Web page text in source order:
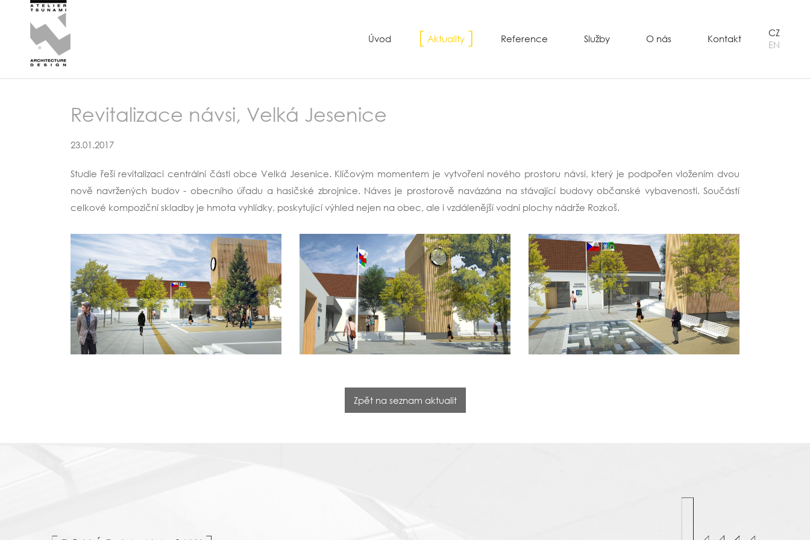
Úvod Aktuality Reference Služby O nás Kontakt
CZ
EN
Revitalizace návsi, Velká Jesenice
23.01.2017
Studie řeší revitalizaci centrální části obce Velká Jesenice. Klíčovým momentem je vytvoření nového prostoru návsi, který je podpořen vložením dvou
nově navržených budov - obecního úřadu a hasičské zbrojnice. Náves je prostorově navázána na stávající budovy občanské vybavenosti. Součástí
celkové kompoziční skladby je hmota vyhlídky, poskytující výhled nejen na obec, ale i vzdálenější vodní plochy nádrže Rozkoš.
Zpět na seznam aktualit